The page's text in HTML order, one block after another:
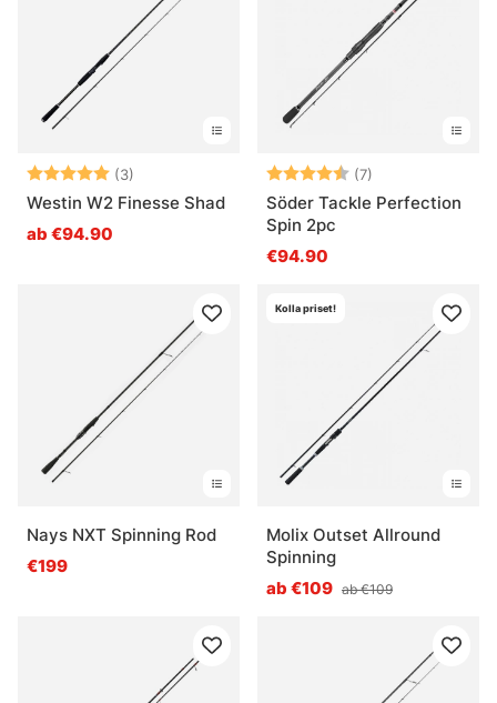
Bewertung:(3)
5.0 von 5 Sternen
Westin W2 Finesse Shad
ab €94.90
Bewertung:(7)
Söder Tackle Perfection
Spin 2pc
€94.90
Nays NXT Spinning Rod
€199
Kolla priset!
Molix Outset Allround
Spinning
ab €109 ab €109